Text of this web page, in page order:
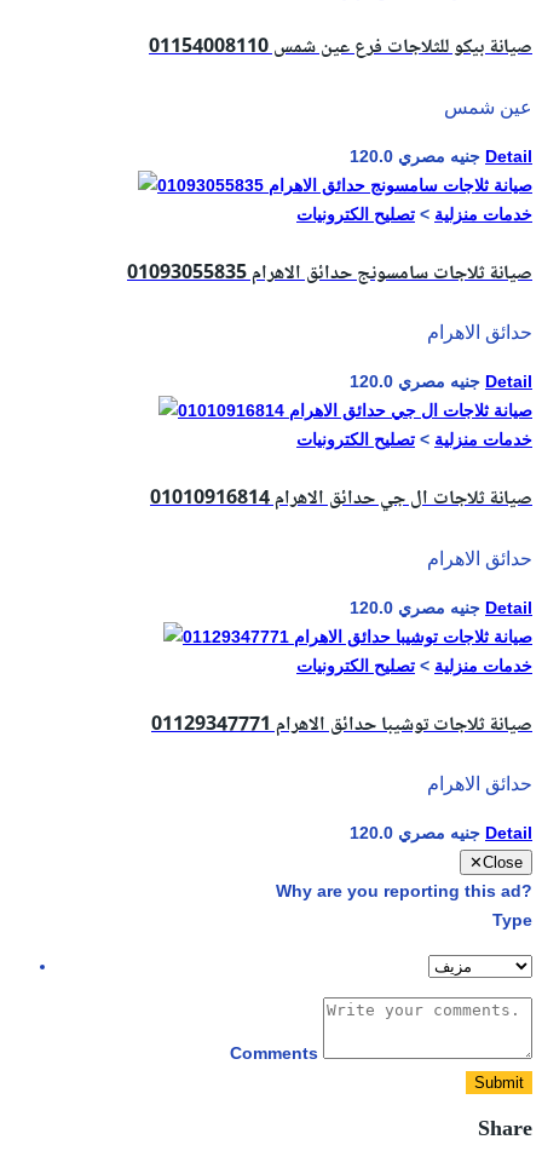
صيانة بيكو للثلاجات فرع عين شمس 01154008110
عين شمس
120.0 جنيه مصري Detail
خدمات منزلية > تصليح الكترونيات
صيانة ثلاجات سامسونج حدائق الاهرام 01093055835
حدائق الاهرام
120.0 جنيه مصري Detail
خدمات منزلية > تصليح الكترونيات
صيانة ثلاجات ال جي حدائق الاهرام 01010916814
حدائق الاهرام
120.0 جنيه مصري Detail
خدمات منزلية > تصليح الكترونيات
صيانة ثلاجات توشيبا حدائق الاهرام 01129347771
حدائق الاهرام
120.0 جنيه مصري Detail
✕Close
Why are you reporting this ad?
Type
Comments
Submit
Share